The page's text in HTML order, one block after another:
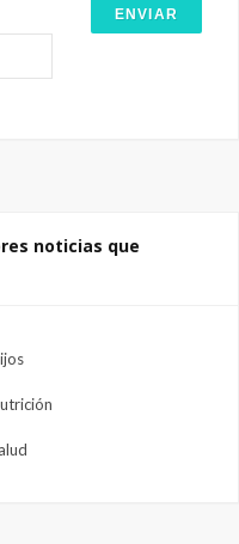
noticias que